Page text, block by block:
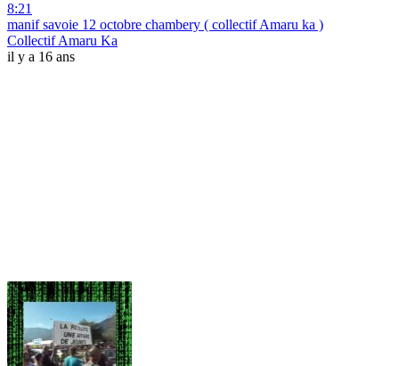
8:21
manif savoie 12 octobre chambery ( collectif Amaru ka )
Collectif Amaru Ka
il y a 16 ans